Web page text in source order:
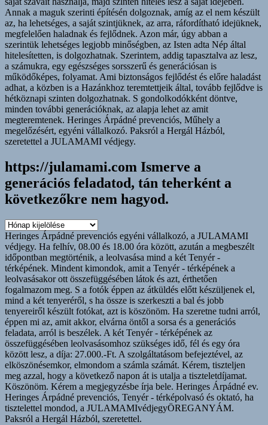
https://julamami.com Ismerve a
generációs feladatod, tán teherként a
következőkre nem hagyod.
https://julamami.com
Ismerve
a
generációs
feladatod,
tán
teherként
a
következőkre
nem
hagyod.
Heringes Árpádné prevenciós egyéni vállalkozó, a JULAMAMI
védjegy. Ha felhív, 08.00 és 18.00 óra között, azután a megbeszélt
időpontban megtörténik, a leolvasása mind a két Tenyér -
térképének. Mindent kimondok, amit a Tenyér - térképének a
leolvasásakor ott összefüggésében látok és azt, érthetően
fogalmazom meg. S a fotók éppen az átküldés előtt készüljenek el,
mind a két tenyeréről, s ha össze is szerkeszti a bal és jobb
tenyereiről készült fotókat, azt is köszönöm. Ha szeretne tudni arról,
éppen mi az, amit akkor, elvárna öntől a sorsa és a generációs
feladata, arról is beszélek. A két Tenyér - térképének az
összefüggésében leolvasásomhoz szükséges idő, fél és egy óra
között lesz, a díja: 27.000.-Ft. A szolgáltatásom befejeztével, az
elköszönésemkor, elmondom a számla számát. Kérem, tiszteljen
meg azzal, hogy a következő napon át is utalja a tiszteletdíjamat.
Köszönöm. Kérem a megjegyzésbe írja bele. Heringes Árpádné ev.
Heringes Árpádné prevenciós, Tenyér - térképolvasó és oktató, ha
tisztelettel mondod, a JULAMAMIvédjegyÖREGANYÁM.
Paksról a Hergál Házból, szeretettel.